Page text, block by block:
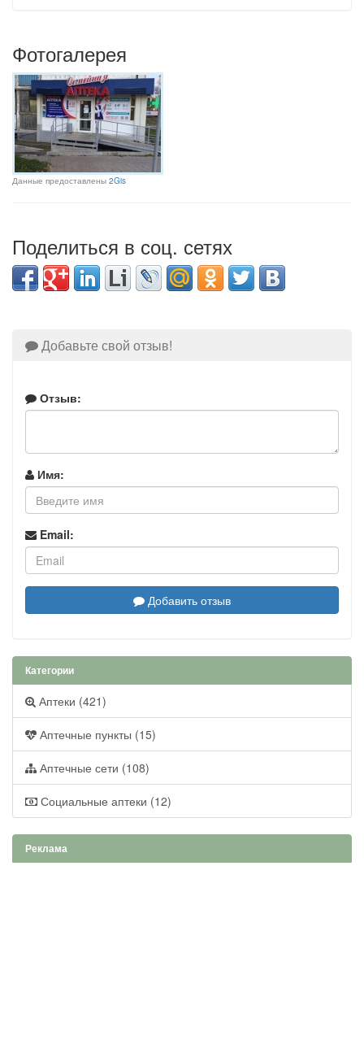
Фотогалерея
Данные предоставлены 2Gis
Поделиться в соц. сетях
Добавьте свой отзыв!
Отзыв:
Имя:
Email:
Добавить отзыв
Категории
Аптеки (421)
Аптечные пункты (15)
Аптечные сети (108)
Социальные аптеки (12)
Реклама